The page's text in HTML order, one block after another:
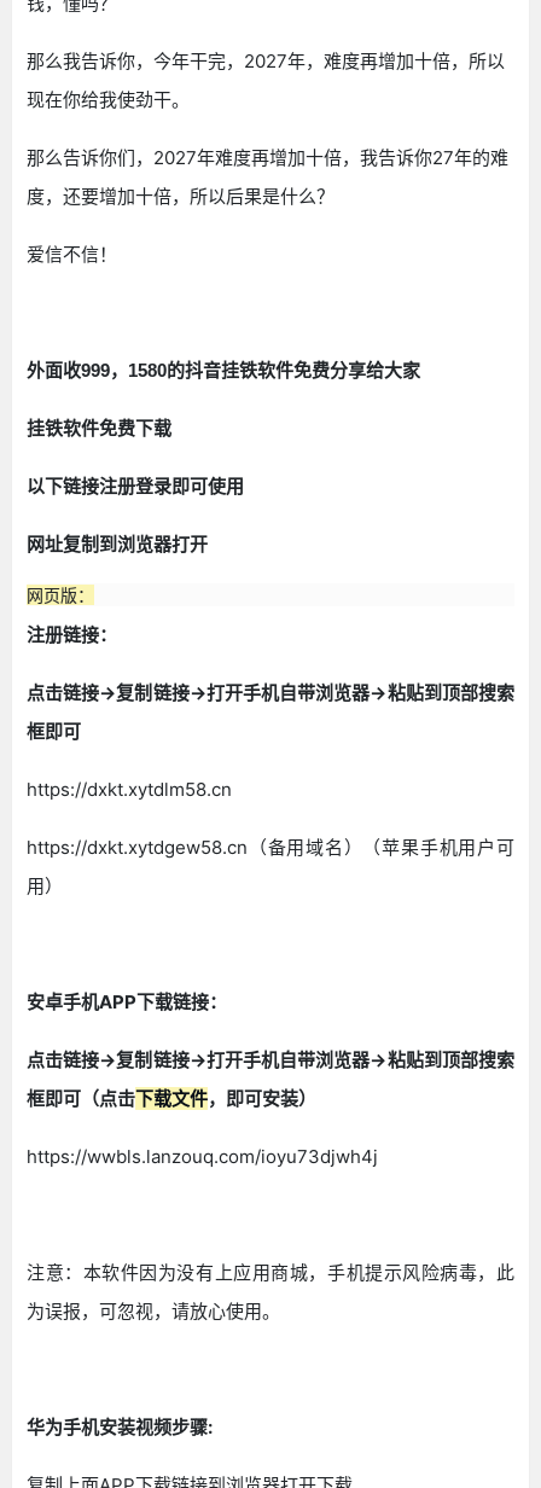
那么我告诉你，今年干完，2027年，难度再增加十倍，所以
现在你给我使劲干。
那么告诉你们，2027年难度再增加十倍，我告诉你27年的难
度，还要增加十倍，所以后果是什么？
爱信不信！
外面收999，1580的抖音挂铁软件免费分享给大家
挂铁软件免费下载
以下链接注册登录即可使用
网址复制到浏览器打开
网页版：
注册链接：
点击链接->复制链接->打开手机自带浏览器->粘贴到顶部搜索
框即可
https://dxkt.xytdlm58.cn
https://dxkt.xytdgew58.cn（备用域名）（苹果手机用户可
用）
安卓手机APP下载链接：
点击链接->复制链接->打开手机自带浏览器->粘贴到顶部搜索
框即可（点击下载文件，即可安装）
https://wwbls.lanzouq.com/ioyu73djwh4j
注意：本软件因为没有上应用商城，手机提示风险病毒，此
为误报，可忽视，请放心使用。
华为手机安装视频步骤: